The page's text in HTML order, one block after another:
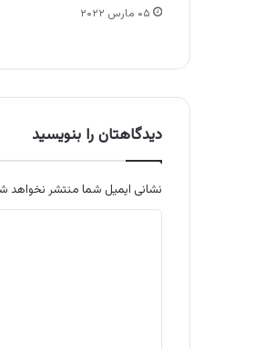
۰۵ مارس ۲۰۲۲
دیدگاهتان را بنویسید
نشانی ایمیل شما منتشر نخواهد